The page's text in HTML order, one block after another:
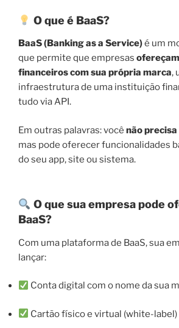
O que é BaaS?
BaaS (Banking as a Service)é um
que permite que empresas
financeiros com sua própria marca,
infraestrutura de uma instituição
tudo via API.
Em outras palavras: você não
mas pode oferecer funcionalidades
do seu app, site ou sistema.
O que sua empresa pode
BaaS?
Com uma plataforma de BaaS, sua
lançar:
Conta digital com o nome da sua
Cartão físico e virtual (white-label)